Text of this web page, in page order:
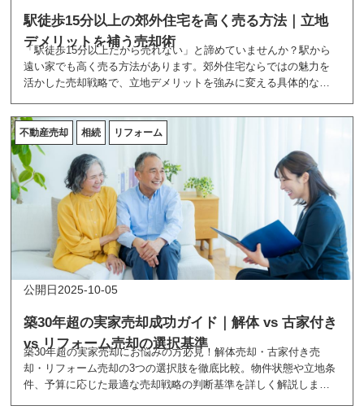
駅徒歩15分以上の郊外住宅を高く売る方法｜立地
デメリットを補う売却術
「駅徒歩15分以上だから売れない」と諦めていませんか？駅から
遠い家でも高く売る方法があります。郊外住宅ならではの魅力を
活かした売却戦略で、立地デメリットを強みに変える具体的なノ
利便性の低い戸建て売却を成功に導く実践的な売却術を分かりや
すく解説します。
不動産売却 相続 リフォーム
築30年超の実家売却成功ガイド｜解体 vs 古家付き
vs リフォーム売却の選択基準
2025-10-05
築30年超の実家売却にお悩みの方必見！解体売却・古家付き売
却・リフォーム売却の3つの選択肢を徹底比較。物件状態や立地条
件、予算に応じた最適な売却戦略の判断基準を詳しく解説しま